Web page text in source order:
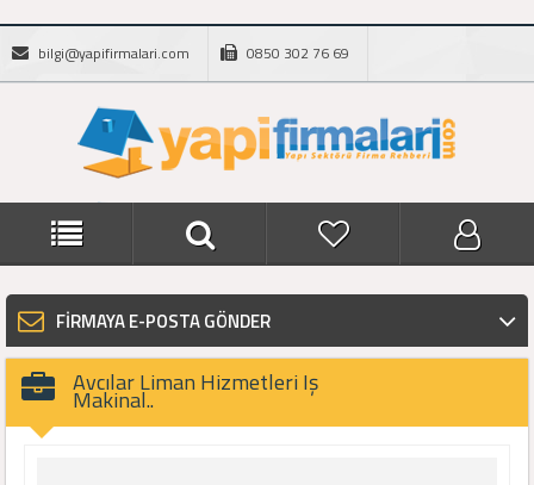
bilgi@yapifirmalari.com 0850 302 76 69
FİRMAYA E-POSTA GÖNDER
Avcılar Liman Hizmetleri Iş
Makinal..